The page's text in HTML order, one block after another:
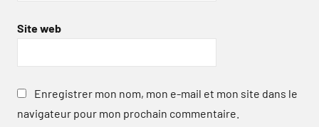
Site web
Enregistrer mon nom, mon e-mail et mon site dans le
navigateur pour mon prochain commentaire.